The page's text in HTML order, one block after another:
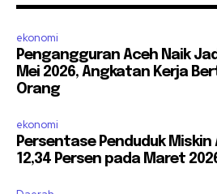
ekonomi
Pengangguran Aceh Naik
Mei 2026, Angkatan Kerja
Orang
ekonomi
Persentase Penduduk Miskin
12,34 Persen pada Maret